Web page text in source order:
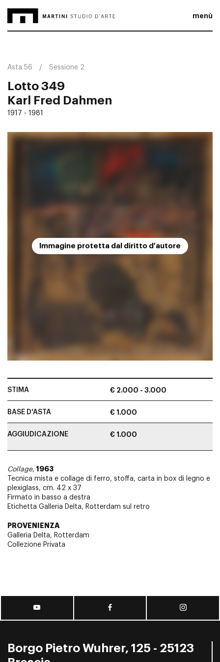
menù
Asta 56 Sessione 2
Lotto 349
Karl Fred Dahmen
1917 - 1981
Immagine protetta dal diritto d'autore
STIMA € 2.000 - 3.000
BASE D'ASTA € 1.000
AGGIUDICAZIONE € 1.000
Collage, 1963
Tecnica mista e collage di ferro, stoffa, carta in box di legno e
plexiglass, cm. 42 x 37
Firmato in basso a destra
Etichetta Galleria Delta, Rotterdam sul retro
PROVENIENZA
Galleria Delta, Rotterdam
Collezione Privata
Borgo Pietro Wuhrer, 125 - 25123